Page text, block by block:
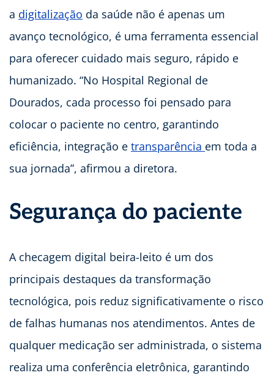
a digitalização da saúde não é apenas um
avanço tecnológico, é uma ferramenta essencial
para oferecer cuidado mais seguro, rápido e
humanizado. “No Hospital Regional de
Dourados, cada processo foi pensado para
colocar o paciente no centro, garantindo
eficiência, integração e transparência em toda a
sua jornada”, afirmou a diretora.
Segurança do paciente
A checagem digital beira-leito é um dos
principais destaques da transformação
tecnológica, pois reduz significativamente o risco
de falhas humanas nos atendimentos. Antes de
qualquer medicação ser administrada, o sistema
realiza uma conferência eletrônica, garantindo